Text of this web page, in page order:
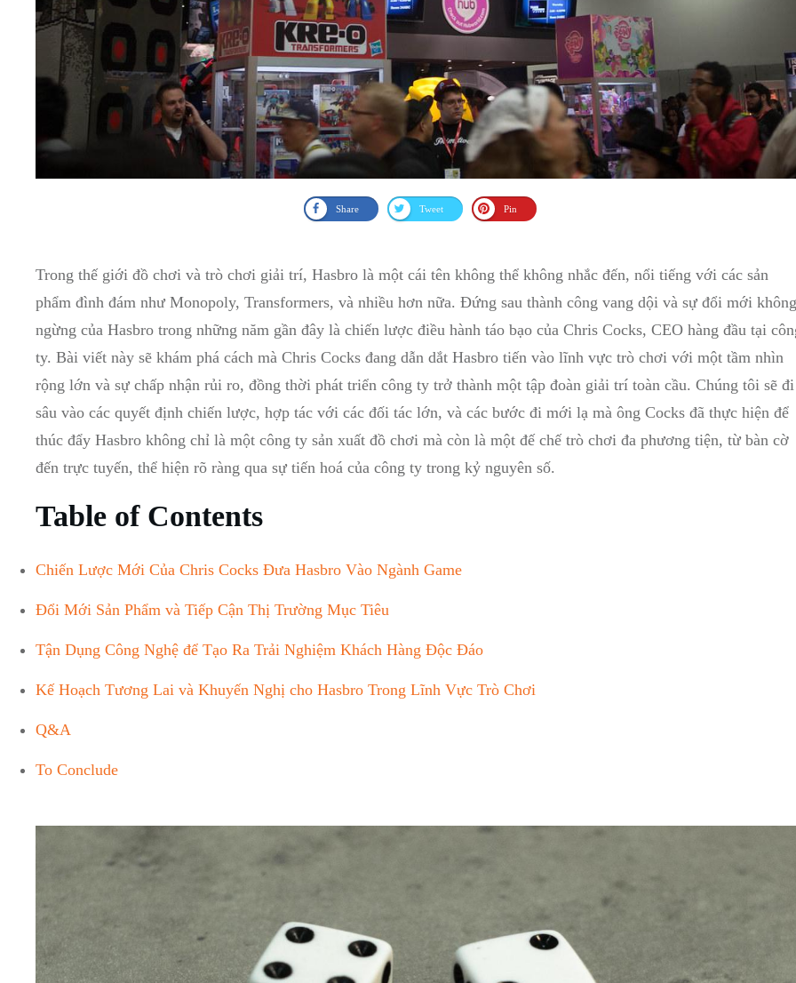
Share Tweet Pin
Trong thế ⁤giới đồ chơi ​và trò chơi giải trí, Hasbro là một cái tên không ⁢thể không nhắc đến, nổi tiếng với các sản
phẩm đình ⁣đám‍ như ​Monopoly, Transformers, và nhiều⁤ hơn nữa. Đứng sau thành công vang dội và sự đổi mới không
ngừng của‍ Hasbro trong⁢ những năm gần đây là chiến lược điều ⁣hành táo bạo của Chris⁢ Cocks, CEO hàng đầu⁢ tại
ty. Bài viết này sẽ khám phá cách mà Chris ⁤Cocks​ đang dẫn⁣ dắt Hasbro tiến vào lĩnh ⁤vực trò chơi ‌với một ⁢tầm nhìn
rộng lớn và sự chấp ‌nhận rủi ro, đồng thời‍ phát triển công ty trở thành một tập đoàn giải trí toàn​ cầu. Chúng tôi sẽ đi​
sâu vào các quyết định ‍chiến lược, hợp tác với‍ các ⁤đối tác lớn, và⁣ các bước đi mới lạ ⁢mà ông Cocks đã‍ thực hiện để
thúc đẩy Hasbro không chỉ là⁢ một công ty sản xuất đồ chơi​ mà còn là một đế chế ⁣trò chơi đa phương tiện, từ bàn cờ
đến trực tuyến, thể hiện rõ ràng‍ qua sự tiến hoá của công ty trong kỷ nguyên số.
Table of Contents
Chiến Lược Mới‍ Của Chris Cocks Đưa Hasbro Vào Ngành Game
Đổi Mới Sản Phẩm và Tiếp Cận Thị Trường Mục Tiêu
Tận Dụng Công Nghệ để Tạo Ra Trải Nghiệm Khách Hàng Độc⁣ Đáo‌
Kế⁢ Hoạch Tương ‍Lai và Khuyến Nghị⁣ cho Hasbro Trong Lĩnh Vực Trò ​Chơi
Q&A
To Conclude